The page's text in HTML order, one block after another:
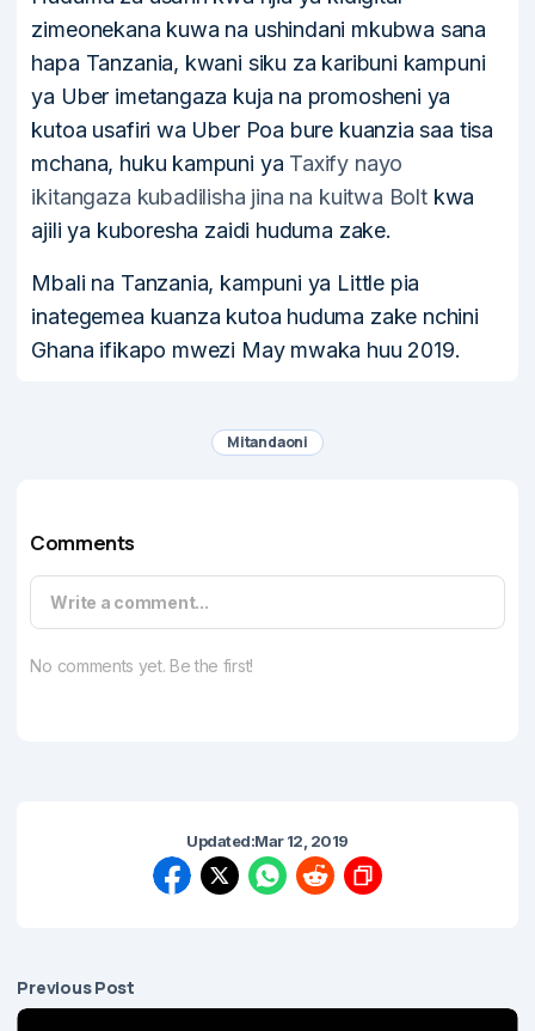
zimeonekana kuwa na ushindani mkubwa sana
hapa Tanzania, kwani siku za karibuni kampuni
ya Uber imetangaza kuja na promosheni ya
kutoa usafiri wa Uber Poa bure kuanzia saa tisa
mchana, huku kampuni ya Taxify nayo
ikitangaza kubadilisha jina na kuitwa Boltkwa
ajili ya kuboresha zaidi huduma zake.
Mbali na Tanzania, kampuni ya Little pia
inategemea kuanza kutoa huduma zake nchini
Ghana ifikapo mwezi May mwaka huu 2019.
Mitandaoni
Comments
Write a comment...
No comments yet. Be the first!
Updated:Mar 12, 2019
Previous Post